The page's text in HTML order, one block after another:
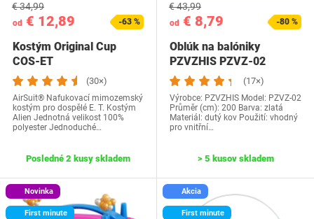
od € 12,89
€ 34,99
-63 %
Kostým Original Cup
‎COS-ET
(30×)
AirSuit® Nafukovací mimozemský
kostým pro dospělé E. T. Kostým
Alien Jednotná velikost 100%
polyester Jednoduché…
Posledné 2 kusy skladem
od € 8,79
€ 43,99
-80 %
Oblúk na balóniky
PZVZHIS PZVZ-02
(17×)
Výrobce: PZVZHIS Model: ‎PZVZ-02
Průměr (cm): 200 Barva: zlatá
Materiál: dutý kov Použití: vhodný
pro vnitřní…
> 5 kusov skladem
Novinka
First minute
Akcia
First minute